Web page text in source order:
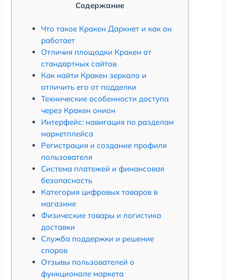
Содержание
Что такое Кракен Даркнет и как он
работает
Отличия площадки Кракен от
стандартных сайтов
Как найти Кракен зеркало и
отличить его от подделки
Технические особенности доступа
через Кракен онион
Интерфейс: навигация по разделам
маркетплейса
Регистрация и создание профиля
пользователя
Система платежей и финансовая
безопасность
Категория цифровых товаров в
магазине
Физические товары и логистика
доставки
Служба поддержки и решение
споров
Отзывы пользователей о
функционале маркета